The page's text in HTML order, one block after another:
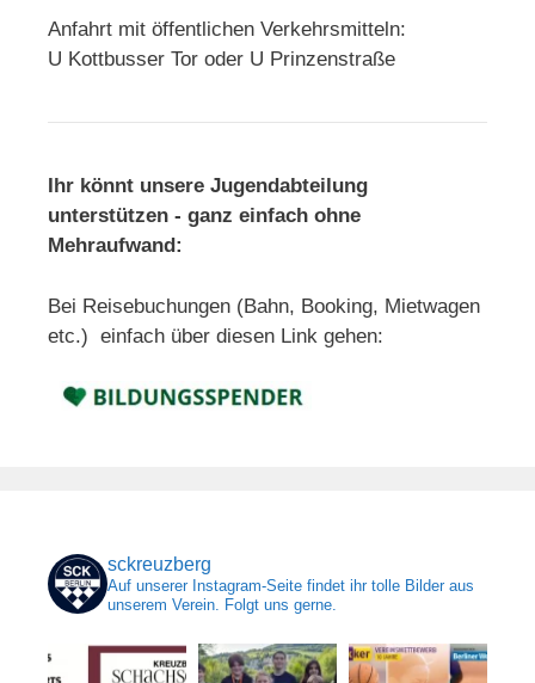
Anfahrt mit öffentlichen Verkehrsmitteln:
U Kottbusser Tor oder U Prinzenstraße
Ihr könnt unsere Jugendabteilung
unterstützen - ganz einfach ohne
Mehraufwand:
Bei Reisebuchungen (Bahn, Booking, Mietwagen
etc.) einfach über diesen Link gehen:
sckreuzberg
Auf unserer Instagram-Seite findet ihr tolle Bilder aus
unserem Verein. Folgt uns gerne.